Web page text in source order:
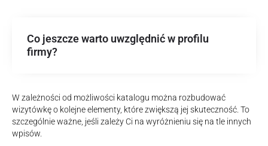
Co jeszcze warto uwzględnić w profilu
firmy?
W zależności od możliwości katalogu można rozbudować
wizytówkę o kolejne elementy, które zwiększą jej skuteczność. To
szczególnie ważne, jeśli zależy Ci na wyróżnieniu się na tle innych
wpisów.